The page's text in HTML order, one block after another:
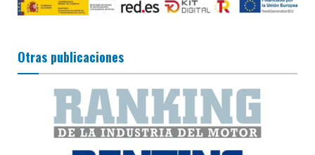
Otras publicaciones